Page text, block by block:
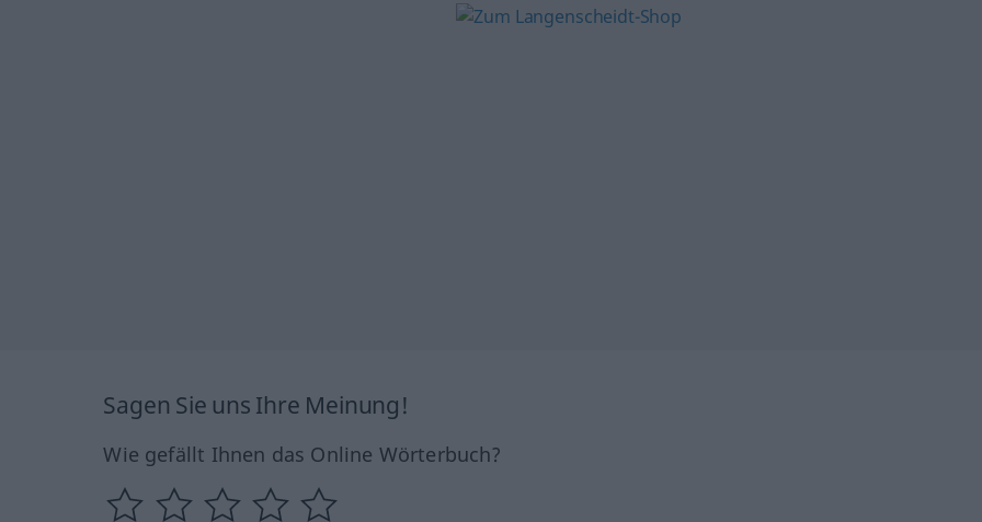
Sagen Sie uns Ihre Meinung!
Wie gefällt Ihnen das Online Wörterbuch?